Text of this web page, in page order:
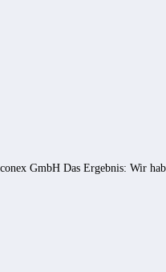
GmbH Das Ergebnis: Wir